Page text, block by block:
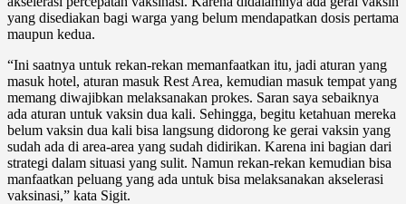
yang disediakan bagi warga yang belum mendapatkan dosis pertama
maupun kedua.
“Ini saatnya untuk rekan-rekan memanfaatkan itu, jadi aturan yang
masuk hotel, aturan masuk Rest Area, kemudian masuk tempat yang
memang diwajibkan melaksanakan prokes. Saran saya sebaiknya
ada aturan untuk vaksin dua kali. Sehingga, begitu ketahuan mereka
belum vaksin dua kali bisa langsung didorong ke gerai vaksin yang
sudah ada di area-area yang sudah didirikan. Karena ini bagian dari
strategi dalam situasi yang sulit. Namun rekan-rekan kemudian bisa
manfaatkan peluang yang ada untuk bisa melaksanakan akselerasi
vaksinasi,” kata Sigit.